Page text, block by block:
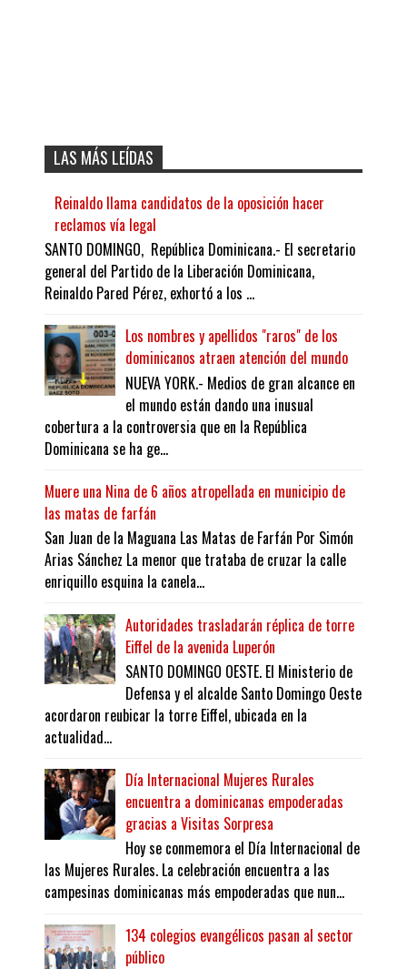
LAS MÁS LEÍDAS
Reinaldo llama candidatos de la oposición hacer
reclamos vía legal
SANTO DOMINGO, República Dominicana.- El secretario
general del Partido de la Liberación Dominicana,
Reinaldo Pared Pérez, exhortó a los ...
Los nombres y apellidos "raros" de los
dominicanos atraen atención del mundo
NUEVA YORK.- Medios de gran alcance en
el mundo están dando una inusual
cobertura a la controversia que en la República
Dominicana se ha ge...
Muere una Nina de 6 años atropellada en municipio de
las matas de farfán
San Juan de la Maguana Las Matas de Farfán Por Simón
Arias Sánchez La menor que trataba de cruzar la calle
enriquillo esquina la canela...
Autoridades trasladarán réplica de torre
Eiffel de la avenida Luperón
SANTO DOMINGO OESTE. El Ministerio de
Defensa y el alcalde Santo Domingo Oeste
acordaron reubicar la torre Eiffel, ubicada en la
actualidad...
Día Internacional Mujeres Rurales
encuentra a dominicanas empoderadas
gracias a Visitas Sorpresa
Hoy se conmemora el Día Internacional de
las Mujeres Rurales. La celebración encuentra a las
campesinas dominicanas más empoderadas que nun...
134 colegios evangélicos pasan al sector
público